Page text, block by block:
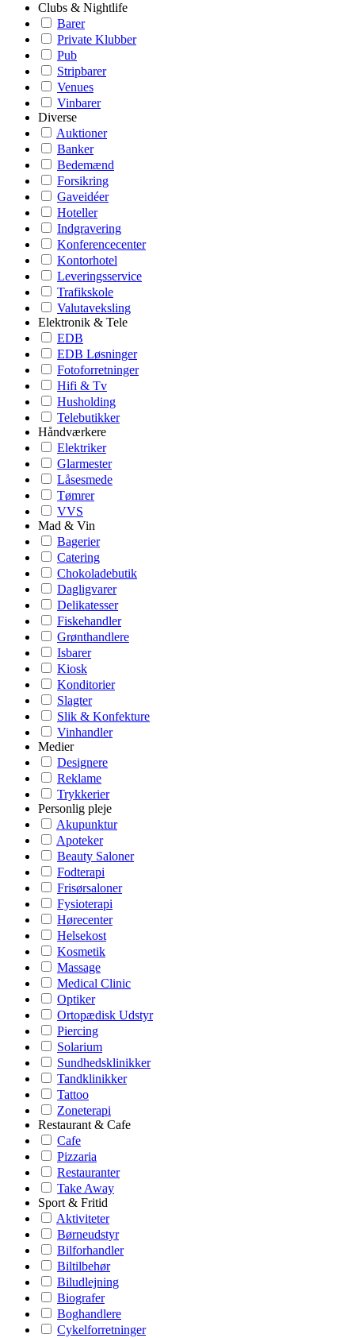
Clubs & Nightlife
Barer
Private Klubber
Pub
Stripbarer
Venues
Vinbarer
Diverse
Auktioner
Banker
Bedemænd
Forsikring
Gaveidéer
Hoteller
Indgravering
Konferencecenter
Kontorhotel
Leveringsservice
Trafikskole
Valutaveksling
Elektronik & Tele
EDB
EDB Løsninger
Fotoforretninger
Hifi & Tv
Husholding
Telebutikker
Håndværkere
Elektriker
Glarmester
Låsesmede
Tømrer
VVS
Mad & Vin
Bagerier
Catering
Chokoladebutik
Dagligvarer
Delikatesser
Fiskehandler
Grønthandlere
Isbarer
Kiosk
Konditorier
Slagter
Slik & Konfekture
Vinhandler
Medier
Designere
Reklame
Trykkerier
Personlig pleje
Akupunktur
Apoteker
Beauty Saloner
Fodterapi
Frisørsaloner
Fysioterapi
Hørecenter
Helsekost
Kosmetik
Massage
Medical Clinic
Optiker
Ortopædisk Udstyr
Piercing
Solarium
Sundhedsklinikker
Tandklinikker
Tattoo
Zoneterapi
Restaurant & Cafe
Cafe
Pizzaria
Restauranter
Take Away
Sport & Fritid
Aktiviteter
Børneudstyr
Bilforhandler
Biltilbehør
Biludlejning
Biografer
Boghandlere
Cykelforretninger